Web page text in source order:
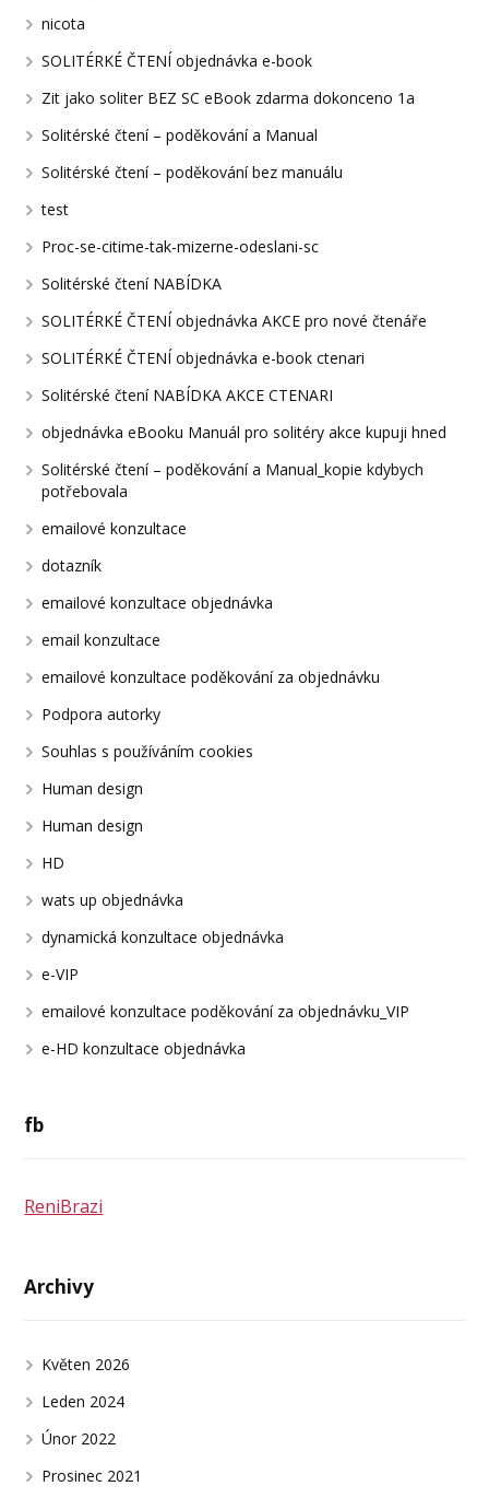
nicota
SOLITÉRKÉ ČTENÍ objednávka e-book
Zit jako soliter BEZ SC eBook zdarma dokonceno 1a
Solitérské čtení – poděkování a Manual
Solitérské čtení – poděkování bez manuálu
test
Proc-se-citime-tak-mizerne-odeslani-sc
Solitérské čtení NABÍDKA
SOLITÉRKÉ ČTENÍ objednávka AKCE pro nové čtenáře
SOLITÉRKÉ ČTENÍ objednávka e-book ctenari
Solitérské čtení NABÍDKA AKCE CTENARI
objednávka eBooku Manuál pro solitéry akce kupuji hned
Solitérské čtení – poděkování a Manual_kopie kdybych
potřebovala
emailové konzultace
dotazník
emailové konzultace objednávka
email konzultace
emailové konzultace poděkování za objednávku
Podpora autorky
Souhlas s používáním cookies
Human design
Human design
HD
wats up objednávka
dynamická konzultace objednávka
e-VIP
emailové konzultace poděkování za objednávku_VIP
e-HD konzultace objednávka
fb
ReniBrazi
Archivy
Květen 2026
Leden 2024
Únor 2022
Prosinec 2021